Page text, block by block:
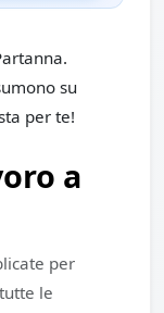
su
per te!
a
per
le